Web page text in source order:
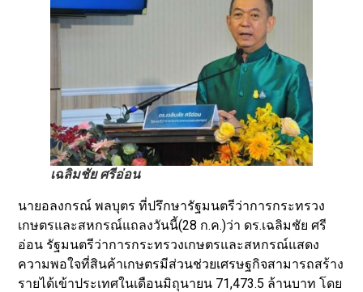
เฉลิมชัย ศรีอ่อน
นายอลงกรณ์ พลบุตร ที่ปรึกษารัฐมนตรีว่าการกระทรวง
เกษตรและสหกรณ์แถลงวันนี้(28 ก.ค.)ว่า ดร.เฉลิมชัย ศรี
อ่อน รัฐมนตรีว่าการกระทรวงเกษตรและสหกรณ์แสดง
ความพอใจที่สินค้าเกษตรมีส่วนช่วยเศรษฐกิจสามารถสร้าง
รายได้เข้าประเทศในเดือนมิถุนายน 71,473.5 ล้านบาท โดย